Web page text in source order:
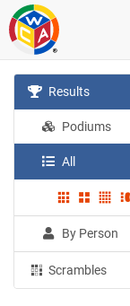
Results
Podiums
All
By Person
Scrambles